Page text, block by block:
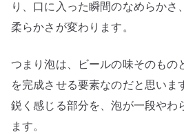
り、口に入った瞬間のなめらか
柔らかさが変わります。
つまり泡は、ビールの味そのもの
を完成させる要素なのだと思いま
鋭く感じる部分を、泡が一段やわ
ます。